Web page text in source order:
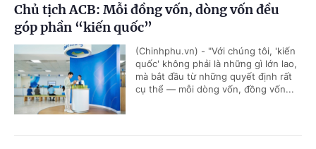
Chủ tịch ACB: Mỗi đồng vốn, dòng vốn đều
góp phần “kiến quốc”
(Chinhphu.vn) - "Với chúng tôi, 'kiến
quốc' không phải là những gì lớn lao,
mà bắt đầu từ những quyết định rất
cụ thể — mỗi dòng vốn, đồng vốn...